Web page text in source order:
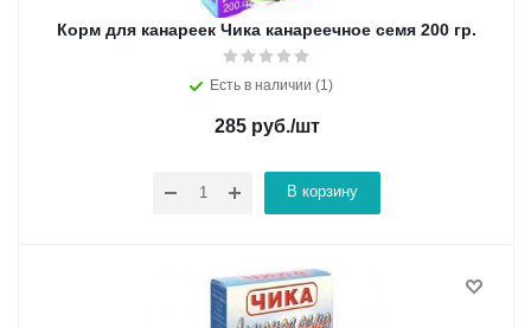
Корм для канареек Чика канареечное семя 200 гр.
Есть в наличии (1)
285руб./шт
В корзину